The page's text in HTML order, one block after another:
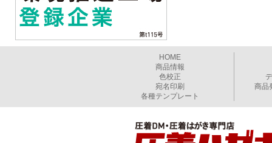
HOME
商品情報
色校正
宛名印刷
各種テンプレート
商品